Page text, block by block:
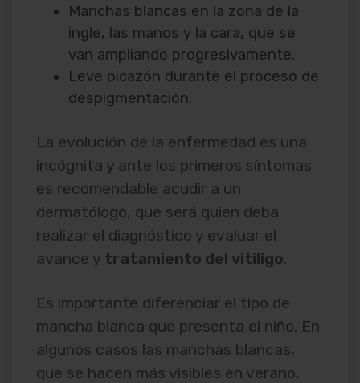
Manchas blancas en la zona de la
ingle, las manos y la cara, que se
van ampliando progresivamente.
Leve picazón durante el proceso de
despigmentación.
La evolución de la enfermedad es una
incógnita y ante los primeros síntomas
es recomendable acudir a un
dermatólogo, que será quien deba
realizar el diagnóstico y evaluar el
avance y tratamiento del vitíligo.
Es importante diferenciar el tipo de
mancha blanca que presenta el niño. En
algunos casos las manchas blancas,
que se hacen más visibles en verano,